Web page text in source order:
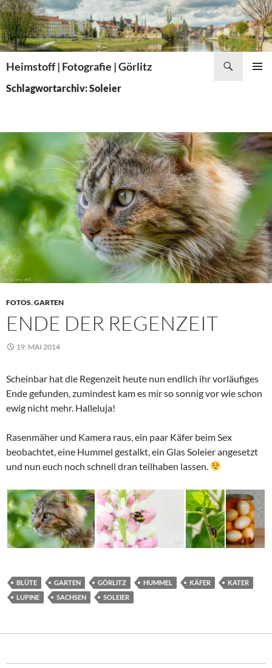
Zum
Inhalt
springen
Heimstoff | Fotografie | Görlitz
Schlagwortarchiv: Soleier
FOTOS,GARTEN
ENDE DER REGENZEIT
19. MAI 2014
Scheinbar hat die Regenzeit heute nun endlich ihr vorläufiges
Ende gefunden, zumindest kam es mir so sonnig vor wie schon
ewig nicht mehr. Halleluja!
Rasenmäher und Kamera raus, ein paar Käfer beim Sex
beobachtet, eine Hummel gestalkt, ein Glas Soleier angesetzt
und nun euch noch schnell dran teilhaben lassen.
BLÜTE GARTEN GÖRLITZ HUMMEL KÄFER
KATER
LUPINE
SACHSEN SOLEIER